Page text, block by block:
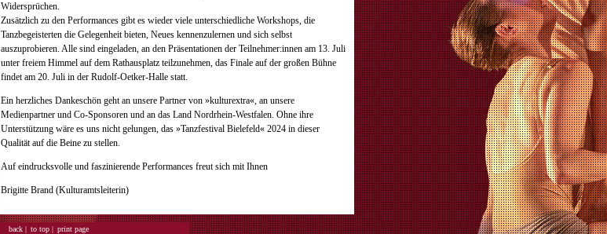
Widersprüchen.
Zusätzlich zu den Performances gibt es wieder viele unterschiedliche Workshops, die
Tanzbegeisterten die Gelegenheit bieten, Neues kennenzulernen und sich selbst
auszuprobieren. Alle sind eingeladen, an den Präsentationen der Teilnehmer:innen am 13. Juli
unter freiem Himmel auf dem Rathausplatz teilzunehmen, das Finale auf der großen Bühne
findet am 20. Juli in der Rudolf-Oetker-Halle statt.
Ein herzliches Dankeschön geht an unsere Partner von »kulturextra«, an unsere
Medienpartner und Co-Sponsoren und an das Land Nordrhein-Westfalen. Ohne ihre
Unterstützung wäre es uns nicht gelungen, das »Tanzfestival Bielefeld« 2024 in dieser
Qualität auf die Beine zu stellen.
Auf eindrucksvolle und faszinierende Performances freut sich mit Ihnen
Brigitte Brand (Kulturamtsleiterin)
back | to top | print page